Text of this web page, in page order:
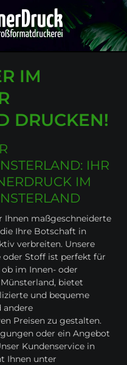
IM
DRUCKEN!
IHR
IM
Ihnen maßgeschneiderte
Ihre Botschaft in
verbreiten. Unsere
oder Stoff ist perfekt für
im Innen- oder
bietet
und bequeme
andere
Preisen zu gestalten.
oder ein Angebot
Kundenservice in
Ihnen unter